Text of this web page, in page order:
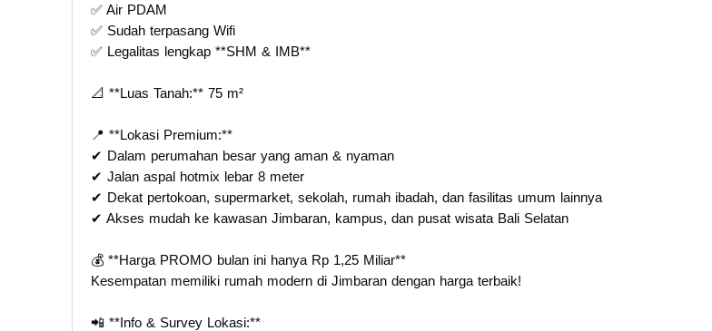
✅ Air PDAM
✅ Sudah terpasang Wifi
✅ Legalitas lengkap **SHM & IMB**
📐 **Luas Tanah:** 75 m²
📍 **Lokasi Premium:**
✔ Dalam perumahan besar yang aman & nyaman
✔ Jalan aspal hotmix lebar 8 meter
✔ Dekat pertokoan, supermarket, sekolah, rumah ibadah, dan fasilitas umum lainnya
✔ Akses mudah ke kawasan Jimbaran, kampus, dan pusat wisata Bali Selatan
💰 **Harga PROMO bulan ini hanya Rp 1,25 Miliar**
Kesempatan memiliki rumah modern di Jimbaran dengan harga terbaik!
📲 **Info & Survey Lokasi:**